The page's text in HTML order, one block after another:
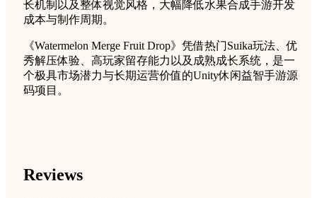
长机制以及整体视觉风格，大幅降低水果合成手游开发
成本与制作周期。
《Watermelon Merge Fruit Drop》凭借热门Suika玩法、优
秀解压体验、高玩家留存能力以及成熟成长系统，是一
个极具市场潜力与长期运营价值的Unity休闲益智手游源
码项目。
Reviews